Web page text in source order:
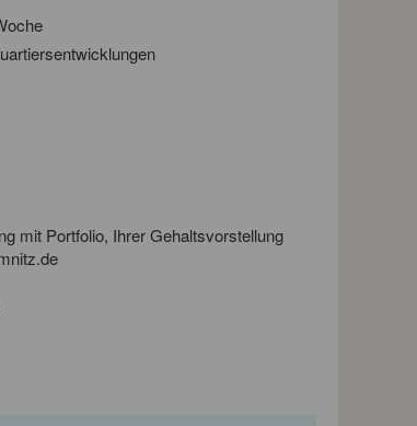
mit Portfolio, Ihrer Gehaltsvorstellung